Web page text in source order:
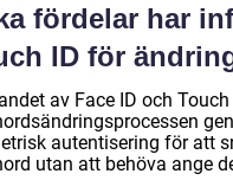
fördelar har
ID för
av Face ID och
autentisering för att
utan att behöva ange